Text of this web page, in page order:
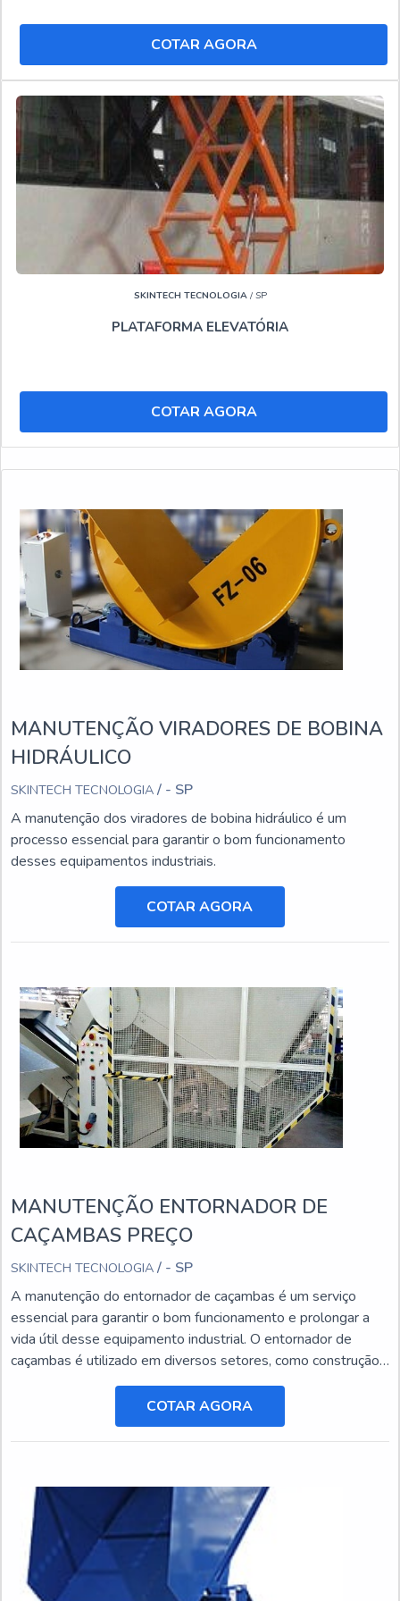
Se você gostou deste conteúdo, separamos mais alguns
conteúdos que agregarão mais informações relevantes a
sua necessidade. Veja também:
Locação de plataforma elevatória tipo tesoura
Locação de pta
Locadora de plataforma elevatória
Locar plataformas aéreas
."
COTAR AGORA
SKINTECH TECNOLOGIA/ SP
PLATAFORMA ELEVATÓRIA
COTAR AGORA
MANUTENÇÃO VIRADORES DE BOBINA
HIDRÁULICO
SKINTECH TECNOLOGIA / - SP
A manutenção dos viradores de bobina hidráulico é um
processo essencial para garantir o bom funcionamento
desses equipamentos industriais.
COTAR AGORA
MANUTENÇÃO ENTORNADOR DE
CAÇAMBAS PREÇO
SKINTECH TECNOLOGIA / - SP
A manutenção do entornador de caçambas é um serviço
essencial para garantir o bom funcionamento e prolongar a
vida útil desse equipamento industrial. O entornador de
caçambas é utilizado em diversos setores, como construção
civil, mineração e agricultura, e está sujeito a desgastes e
danos ao longo do tempo.COTAR AGORA